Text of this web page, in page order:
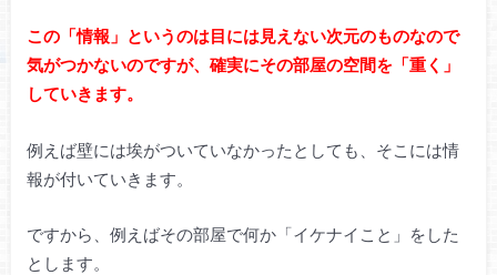
この「情報」というのは目には見えない次元のものなので
気がつかないのですが、確実にその部屋の空間を「重く」
していきます。
例えば壁には埃がついていなかったとしても、そこには情
報が付いていきます。
ですから、例えばその部屋で何か「イケナイこと」をした
とします。